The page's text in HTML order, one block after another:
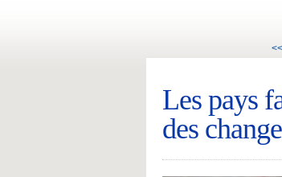
Les pays
des